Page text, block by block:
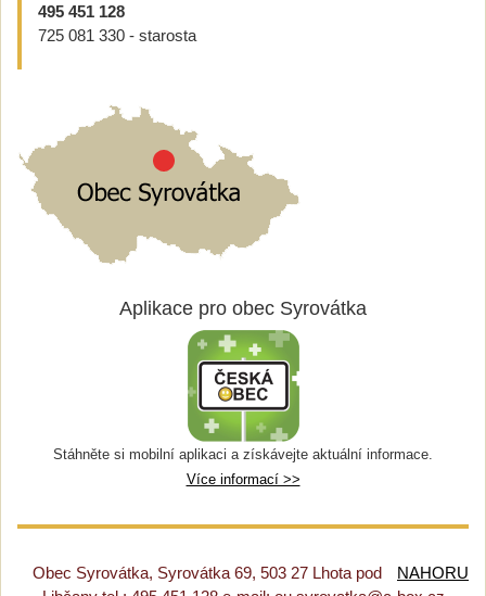
495 451 128
725 081 330 - starosta
Aplikace pro obec Syrovátka
Stáhněte si mobilní aplikaci a získávejte aktuální informace.
Více informací >>
NAHORU
Obec Syrovátka, Syrovátka 69, 503 27 Lhota pod